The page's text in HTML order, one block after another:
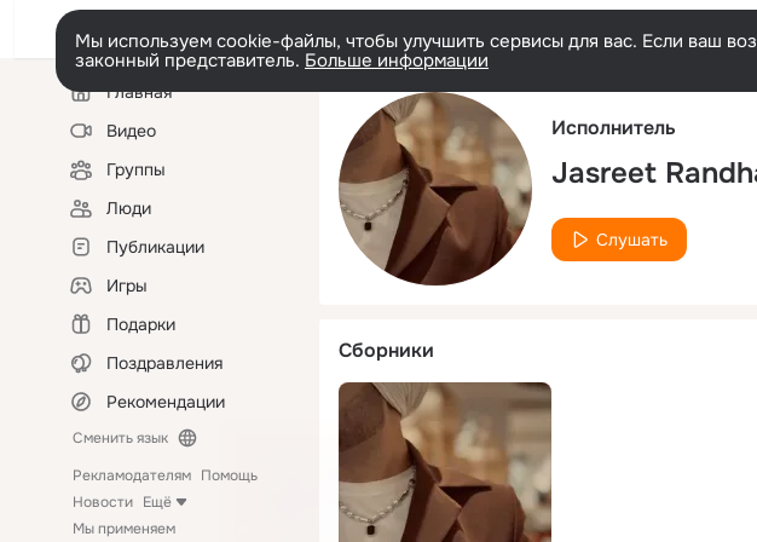
Мы используем cookie-файлы, чтобы улучшить сервисы для вас. Если ваш
законный представитель. Больше информации
Левая
колонкаГлавная
Видео
Группы
Люди
Публикации
Игры
Подарки
Поздравления
Рекомендации
Сменить язык
Рекламодателям Помощь
Новости Ещё
Мы применяем
Исполнитель
Jasreet
Слушать
Сборники